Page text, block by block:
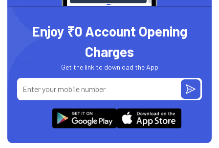
Enjoy ₹0 Account Opening
Charges
Get the link to download the App